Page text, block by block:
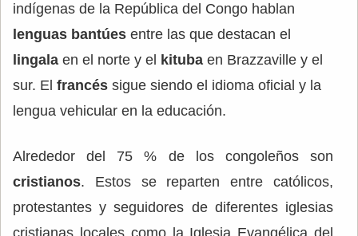
indígenas de la República del Congo hablan
lenguas bantúes entre las que destacan el
lingala en el norte y el kituba en Brazzaville y el
sur. El francés sigue siendo el idioma oficial y la
lengua vehicular en la educación.
Alrededor del 75 % de los congoleños son
cristianos. Estos se reparten entre católicos,
protestantes y seguidores de diferentes iglesias